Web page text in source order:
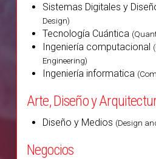
Sistemas Digitales y
Design)
Tecnología Cuántica
Ingeniería computacional
Engineering)
Ingeniería informatica
Arte, Diseño y
Diseño y Medios (Design
Negocios